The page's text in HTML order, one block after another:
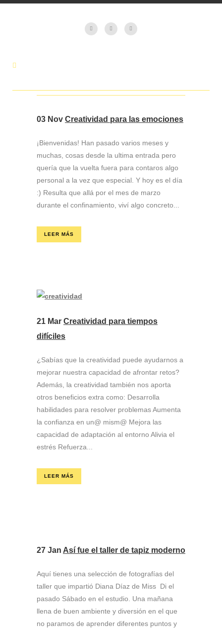
03 Nov Creatividad para las emociones
¡Bienvenidas! Han pasado varios meses y
muchas, cosas desde la ultima entrada pero
quería que la vuelta fuera para contaros algo
personal a la vez que especial. Y hoy es el día
:) Resulta que allá por el mes de marzo
durante el confinamiento, viví algo concreto...
LEER MÁS
21 Mar Creatividad para tiempos
difíciles
¿Sabías que la creatividad puede ayudarnos a
mejorar nuestra capacidad de afrontar retos?
Además, la creatividad también nos aporta
otros beneficios extra como: Desarrolla
habilidades para resolver problemas Aumenta
la confianza en un@ mism@ Mejora las
capacidad de adaptación al entorno Alivia el
estrés Refuerza...
LEER MÁS
27 Jan Así fue el taller de tapiz moderno
Aquí tienes una selección de fotografías del
taller que impartió Diana Díaz de Miss Di el
pasado Sábado en el estudio. Una mañana
llena de buen ambiente y diversión en el que
no paramos de aprender diferentes puntos y